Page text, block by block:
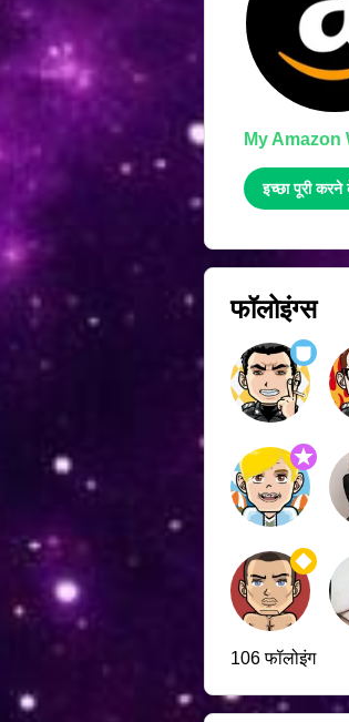
इच्छा पूरी करने
फॉलोइंग्स
106 फॉलोइंग